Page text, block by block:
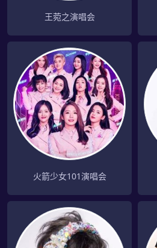
王菀之演唱会
火箭少女101演唱会